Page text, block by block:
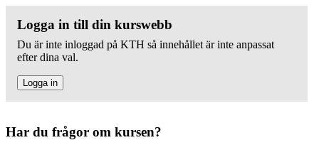
Logga in till din kurswebb
Du är inte inloggad på KTH så innehållet är inte anpassat
efter dina val.
Logga in
Har du frågor om kursen?